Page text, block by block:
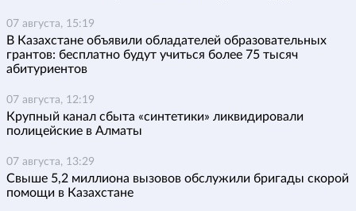
07 августа, 15:19
В Казахстане объявили обладателей образовательных
грантов: бесплатно будут учиться более 75 тысяч
абитуриентов
07 августа, 12:19
Крупный канал сбыта «синтетики» ликвидировали
полицейские в Алматы
07 августа, 13:29
Свыше 5,2 миллиона вызовов обслужили бригады скорой
помощи в Казахстане